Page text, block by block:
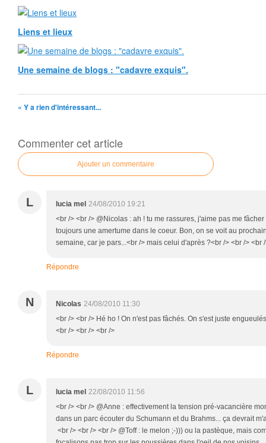
Liens et lieux
Une semaine de blogs : "cadavre exquis".
« Y a rien d'intéressant...
Commenter cet article
Ajouter un commentaire
L lucia mel 24/08/2010 19:21
<br /> <br /> @Nicolas : ah ! tu me rassures, j'aime pas me
toujours une amertume dans le coeur. Bon, on se voit au
semaine, car je pars...<br /> mais celui d'après ?<br /> <br /> <br
Répondre
N Nicolas 24/08/2010 11:30
<br /> <br /> Hé ho ! On n'est pas fâchés. On s'est juste
<br /> <br /> <br />
Répondre
L lucia mel 22/08/2010 11:56
<br /> <br /> @Anne : effectivement la tension pré-vacancière
dans un parc écouter du Schumann et du Brahms... ça devrait
<br /> <br /> <br /> @Toff : le melon ;-))) ou la pastèque, mais